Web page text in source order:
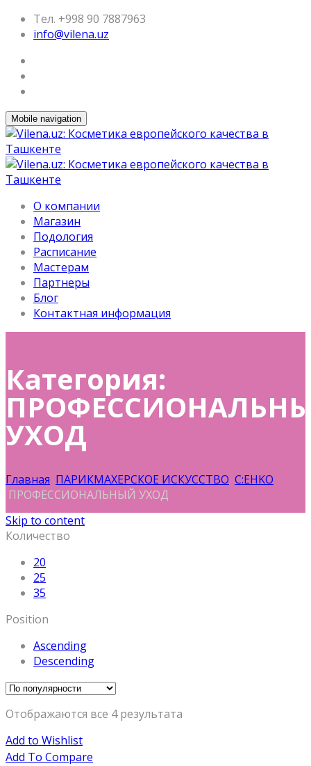
Тел. +998 90 7887963
info@vilena.uz
Mobile navigation
О компании
Магазин
Подология
Расписание
Мастерам
Партнеры
Блог
Контактная информация
Категория:
УХОД
Главная ПАРИКМАХЕРСКОЕ ИСКУССТВО C:EHKO
ПРОФЕССИОНАЛЬНЫЙ УХОД
Skip to content
Количество
20
25
35
Position
Ascending
Descending
Отображаются все 4 результата
Add to Wishlist
Add To Compare